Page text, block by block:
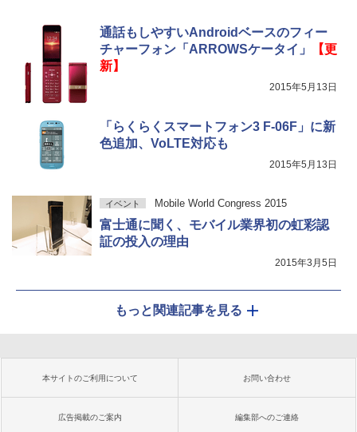
通話もしやすいAndroidベースのフィー
チャーフォン「ARROWSケータイ」
【更
新】
2015年5月13日
「らくらくスマートフォン3 F-06F」に新
色追加、VoLTE対応も
2015年5月13日
イベント Mobile World Congress 2015
富士通に聞く、モバイル業界初の虹彩認
証の投入の理由
2015年3月5日
もっと関連記事を見る
本サイトのご利用について お問い合わせ
広告掲載のご案内 編集部へのご連絡